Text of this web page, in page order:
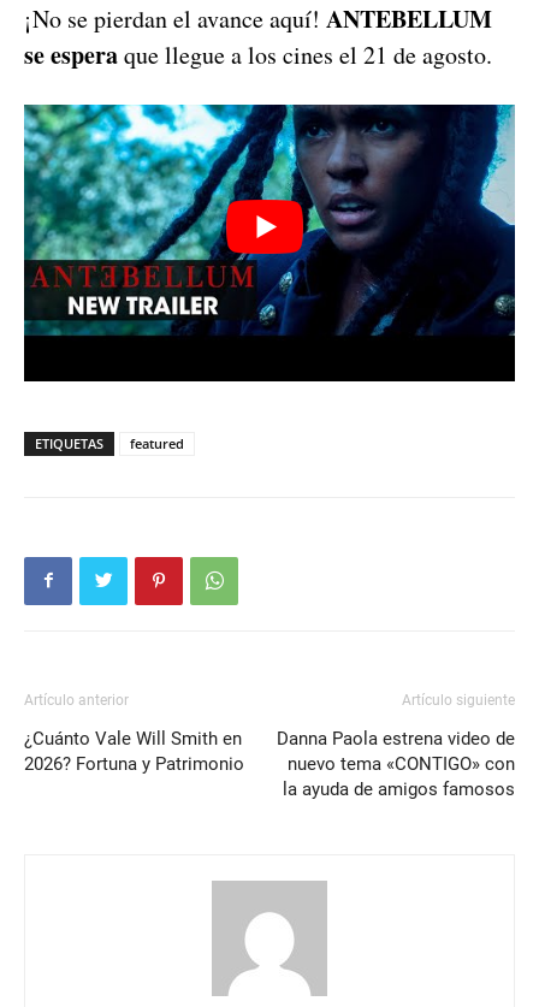
¡No se pierdan el avance aquí! ANTEBELLUM
se esperaque llegue a los cines el 21 de agosto.
ETIQUETAS featured
Artículo anterior
¿Cuánto Vale Will Smith en
2026? Fortuna y Patrimonio
Artículo siguiente
Danna Paola estrena video de
nuevo tema «CONTIGO» con
la ayuda de amigos famosos